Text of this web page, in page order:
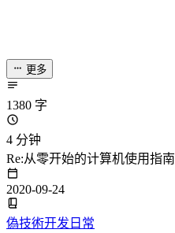
更多
1380 字
4 分钟
Re:从零开始的计算机使用指南
2020-09-24
偽技術开发日常